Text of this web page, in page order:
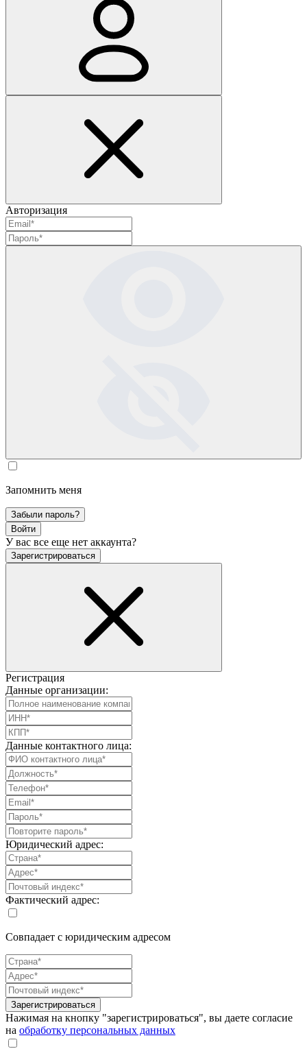
Авторизация
Запомнить меня
Забыли пароль?
Войти
У вас все еще нет аккаунта?
Зарегистрироваться
Регистрация
Данные организации:
Данные контактного лица:
Юридический адрес:
Фактический адрес:
Совпадает с юридическим адресом
Зарегистрироваться
Нажимая на кнопку "зарегистрироваться", вы даете согласие
на обработку персональных данных